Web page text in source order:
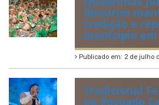
Publicado em: 20 de julho
2ª edição do
2026